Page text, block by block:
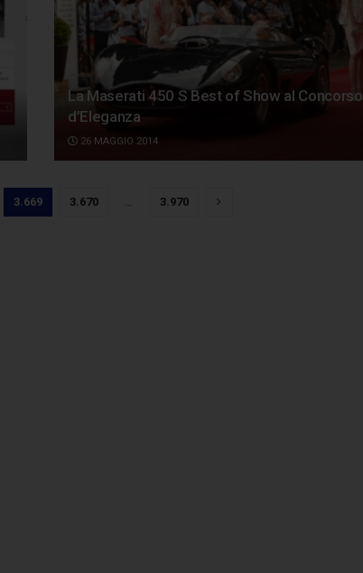
La Maserati 450 S Best of Show al Concorso
d’Eleganza
26 MAGGIO 2014
3.669 3.670 3.970